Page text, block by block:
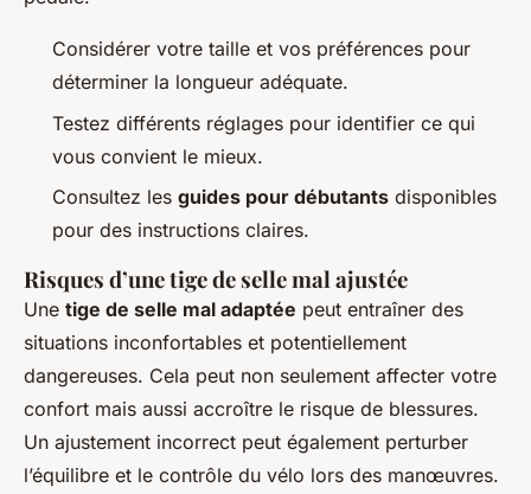
Considérer votre taille et vos préférences pour
déterminer la longueur adéquate.
Testez différents réglages pour identifier ce qui
vous convient le mieux.
Consultez les guides pour débutants disponibles
pour des instructions claires.
Risques d’une tige de selle mal ajustée
Une tige de selle mal adaptée peut entraîner des
situations inconfortables et potentiellement
dangereuses. Cela peut non seulement affecter votre
confort mais aussi accroître le risque de blessures.
Un ajustement incorrect peut également perturber
l’équilibre et le contrôle du vélo lors des manœuvres.